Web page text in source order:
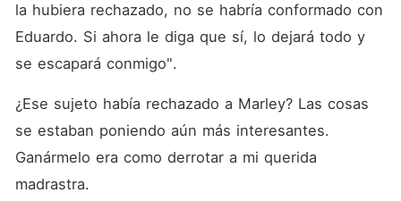
la hubiera rechazado, no se habría conformado con
Eduardo. Si ahora le diga que sí, lo dejará todo y
se escapará conmigo".
¿Ese sujeto había rechazado a Marley? Las cosas
se estaban poniendo aún más interesantes.
Ganármelo era como derrotar a mi querida
madrastra.